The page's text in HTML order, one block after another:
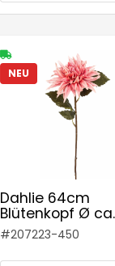
Dahlie 64cm
Blütenkopf Ø ca.
Farbe: altrosé
#207223-450
NEU